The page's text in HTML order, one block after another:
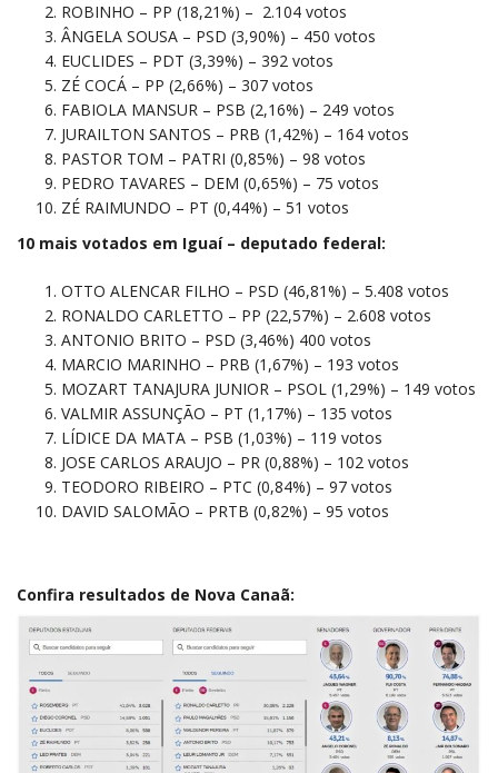
ROBINHO – PP (18,21%) – 2.104 votos
ÂNGELA SOUSA – PSD (3,90%) – 450 votos
EUCLIDES – PDT (3,39%) – 392 votos
ZÉ COCÁ – PP (2,66%) – 307 votos
FABIOLA MANSUR – PSB (2,16%) – 249 votos
JURAILTON SANTOS – PRB (1,42%) – 164 votos
PASTOR TOM – PATRI (0,85%) – 98 votos
PEDRO TAVARES – DEM (0,65%) – 75 votos
ZÉ RAIMUNDO – PT (0,44%) – 51 votos
10 mais votados em Iguaí – deputado federal:
OTTO ALENCAR FILHO – PSD (46,81%) – 5.408 votos
RONALDO CARLETTO – PP (22,57%) – 2.608 votos
ANTONIO BRITO – PSD (3,46%) 400 votos
MARCIO MARINHO – PRB (1,67%) – 193 votos
MOZART TANAJURA JUNIOR – PSOL (1,29%) – 149 votos
VALMIR ASSUNÇÃO – PT (1,17%) – 135 votos
LÍDICE DA MATA – PSB (1,03%) – 119 votos
JOSE CARLOS ARAUJO – PR (0,88%) – 102 votos
TEODORO RIBEIRO – PTC (0,84%) – 97 votos
DAVID SALOMÃO – PRTB (0,82%) – 95 votos
Confira resultados de Nova Canaã: